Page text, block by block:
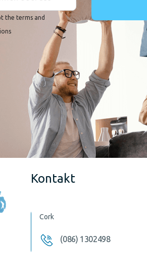
the terms and
Kontakt
Cork
(086) 1302498